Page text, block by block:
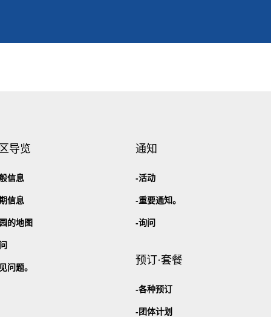
导览
信息
信息
的地图
问题。
通知
活动
重要通知。
询问
预订·套餐
各种预订
团体计划